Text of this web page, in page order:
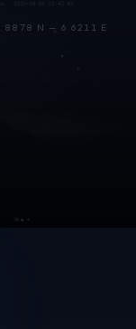
N — 6.6211 E